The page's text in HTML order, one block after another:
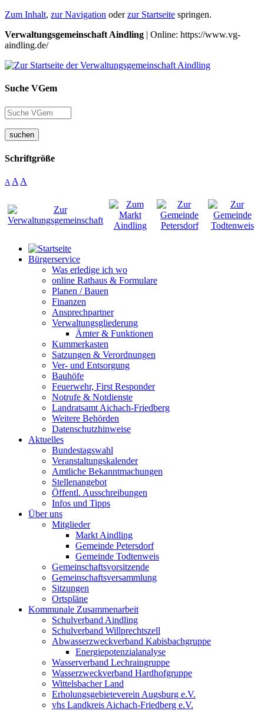
Zum Inhalt, zur Navigation oderzur Startseite springen.
Verwaltungsgemeinschaft Aindling | Online: https://www.vg-
aindling.de/
Suche VGem
suchen
Schriftgröße
A A A
Bürgerservice
Was erledige ich wo
online Rathaus & Formulare
Planen / Bauen
Finanzen
Ansprechpartner
Verwaltungsgliederung
Ämter & Funktionen
Kummerkasten
Satzungen & Verordnungen
Ver- und Entsorgung
Bauhöfe
Feuerwehr, First Responder
Notrufe & Notdienste
Landratsamt Aichach-Friedberg
Weitere Behörden
Datenschutzhinweise
Aktuelles
Bundestagswahl
Veranstaltungskalender
Amtliche Bekanntmachungen
Stellenangebot
Öffentl. Ausschreibungen
Infos und Tipps
Über uns
Mitglieder
Markt Aindling
Gemeinde Petersdorf
Gemeinde Todtenweis
Gemeinschaftsvorsitzende
Gemeinschaftsversammlung
Sitzungen
Ortspläne
Kommunale Zusammenarbeit
Schulverband Aindling
Schulverband Willprechtszell
Abwasserzweckverband Kabisbachgruppe
Energiepotenzialanalyse
Wasserverband Lechraingruppe
Wasserzweckverband Hardhofgruppe
Wittelsbacher Land
Erholungsgebieteverein Augsburg e.V.
vhs Landkreis Aichach-Friedberg e.V.